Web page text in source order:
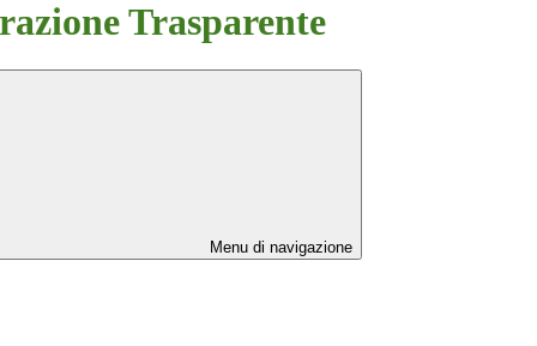
Trasparente
Menu di navigazione